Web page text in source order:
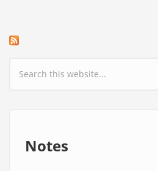
Search form
Notes